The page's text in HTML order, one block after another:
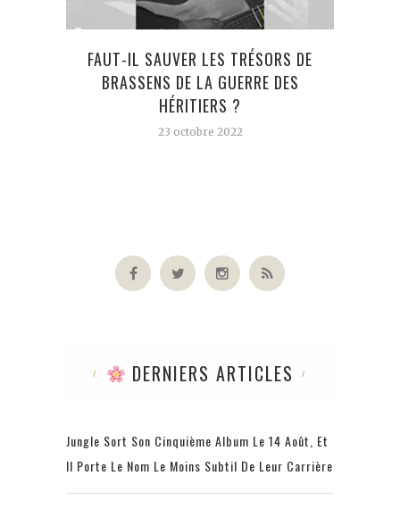
FAUT-IL SAUVER LES TRÉSORS DE
BRASSENS DE LA GUERRE DES
HÉRITIERS ?
23 octobre 2022
DERNIERS ARTICLES
Jungle Sort Son Cinquième Album Le 14 Août, Et
Il Porte Le Nom Le Moins Subtil De Leur Carrière